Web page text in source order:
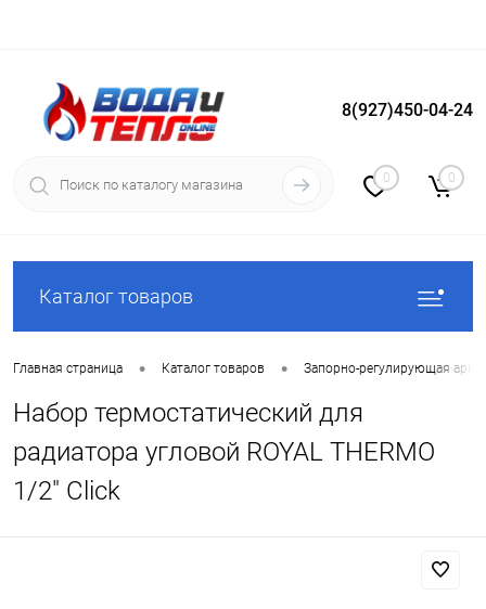
Вход Регистрация
8(927)450-04-24
0 0
Каталог товаров
Главная страница • Каталог товаров • Запорно-регулирующая
Набор термостатический для
радиатора угловой ROYAL THERMO
1/2" Click